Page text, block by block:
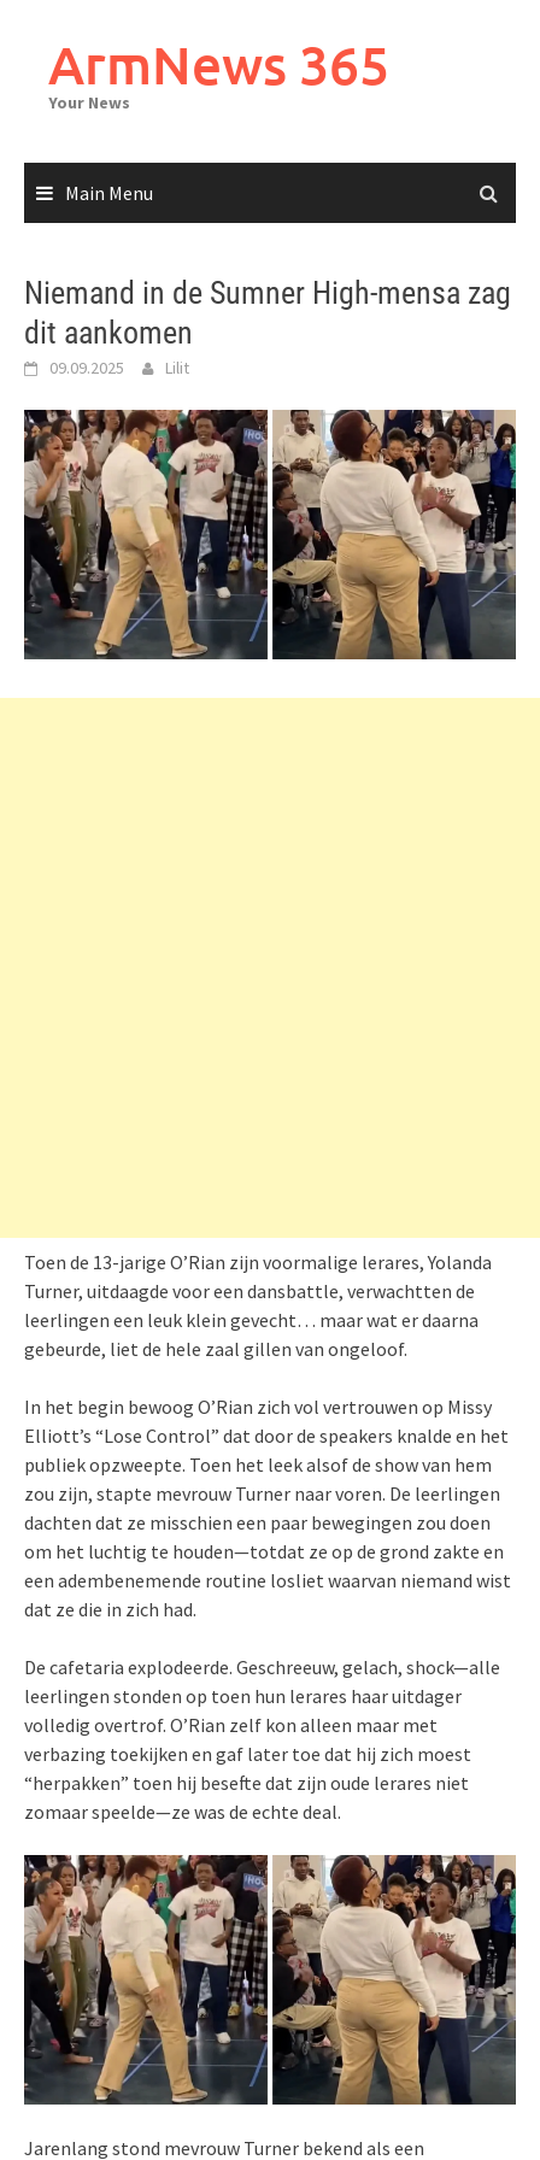
contentArmNews 365
Your News
Main Menu
Niemand in de Sumner High-mensa zag
dit aankomen
09.09.2025 Lilit
Toen de 13-jarige O’Rian zijn voormalige lerares, Yolanda
Turner, uitdaagde voor een dansbattle, verwachtten de
leerlingen een leuk klein gevecht… maar wat er daarna
gebeurde, liet de hele zaal gillen van ongeloof.
In het begin bewoog O’Rian zich vol vertrouwen op Missy
Elliott’s “Lose Control” dat door de speakers knalde en het
publiek opzweepte. Toen het leek alsof de show van hem
zou zijn, stapte mevrouw Turner naar voren. De leerlingen
dachten dat ze misschien een paar bewegingen zou doen
om het luchtig te houden—totdat ze op de grond zakte en
een adembenemende routine losliet waarvan niemand wist
dat ze die in zich had.
De cafetaria explodeerde. Geschreeuw, gelach, shock—alle
leerlingen stonden op toen hun lerares haar uitdager
volledig overtrof. O’Rian zelf kon alleen maar met
verbazing toekijken en gaf later toe dat hij zich moest
“herpakken” toen hij besefte dat zijn oude lerares niet
zomaar speelde—ze was de echte deal.
Jarenlang stond mevrouw Turner bekend als een